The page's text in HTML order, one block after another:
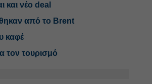
και νέο deal
από το Brent
καφέ
τον τουρισμό